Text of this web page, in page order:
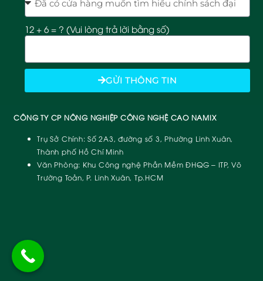
12 + 6 = ? (Vui lòng trả lời bằng số)
GỬI THÔNG TIN
CÔNG TY CP NÔNG NGHIỆP CÔNG NGHỆ CAO NAMIX
Trụ Sở Chính: Số 2A3, đường số 3, Phường Linh Xuân,
Thành phố Hồ Chí Minh
Văn Phòng: Khu Công nghệ Phần Mềm ĐHQG – ITP, Võ
Trường Toản, P. Linh Xuân, Tp.HCM